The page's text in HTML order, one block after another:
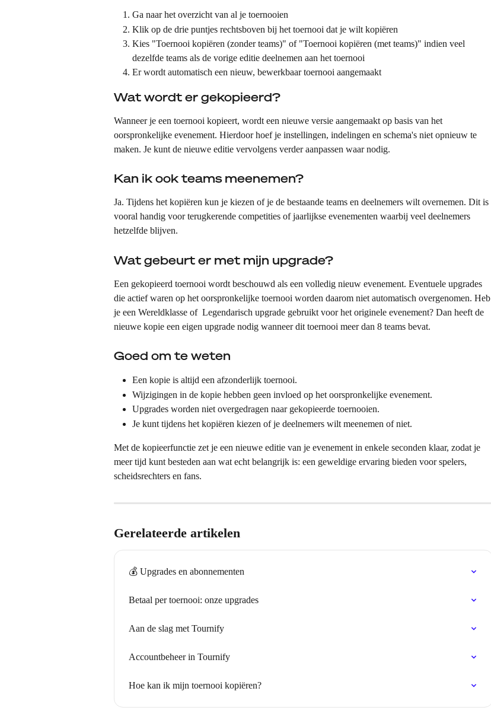
Ga naar het overzicht van al je toernooien
Klik op de drie puntjes rechtsboven bij het toernooi dat je wilt kopiëren
Kies "Toernooi kopiëren (zonder teams)" of "Toernooi kopiëren (met teams)" indien veel
dezelfde teams als de vorige editie deelnemen aan het toernooi
Er wordt automatisch een nieuw, bewerkbaar toernooi aangemaakt
Wat wordt er gekopieerd?
Wanneer je een toernooi kopieert, wordt een nieuwe versie aangemaakt op basis van het
oorspronkelijke evenement. Hierdoor hoef je instellingen, indelingen en schema's niet opnieuw te
maken. Je kunt de nieuwe editie vervolgens verder aanpassen waar nodig.
Kan ik ook teams meenemen?
Ja. Tijdens het kopiëren kun je kiezen of je de bestaande teams en deelnemers wilt overnemen. Dit is
vooral handig voor terugkerende competities of jaarlijkse evenementen waarbij veel deelnemers
hetzelfde blijven.
Wat gebeurt er met mijn upgrade?
Een gekopieerd toernooi wordt beschouwd als een volledig nieuw evenement. Eventuele upgrades
die actief waren op het oorspronkelijke toernooi worden daarom niet automatisch overgenomen. Heb
je een Wereldklasse of  Legendarisch upgrade gebruikt voor het originele evenement? Dan heeft de
nieuwe kopie een eigen upgrade nodig wanneer dit toernooi meer dan 8 teams bevat.
Goed om te weten
Een kopie is altijd een afzonderlijk toernooi.
Wijzigingen in de kopie hebben geen invloed op het oorspronkelijke evenement.
Upgrades worden niet overgedragen naar gekopieerde toernooien.
Je kunt tijdens het kopiëren kiezen of je deelnemers wilt meenemen of niet.
Met de kopieerfunctie zet je een nieuwe editie van je evenement in enkele seconden klaar, zodat je
meer tijd kunt besteden aan wat echt belangrijk is: een geweldige ervaring bieden voor spelers,
scheidsrechters en fans.
Gerelateerde artikelen
💰 Upgrades en abonnementen
Betaal per toernooi: onze upgrades
Aan de slag met Tournify
Accountbeheer in Tournify
Hoe kan ik mijn toernooi kopiëren?